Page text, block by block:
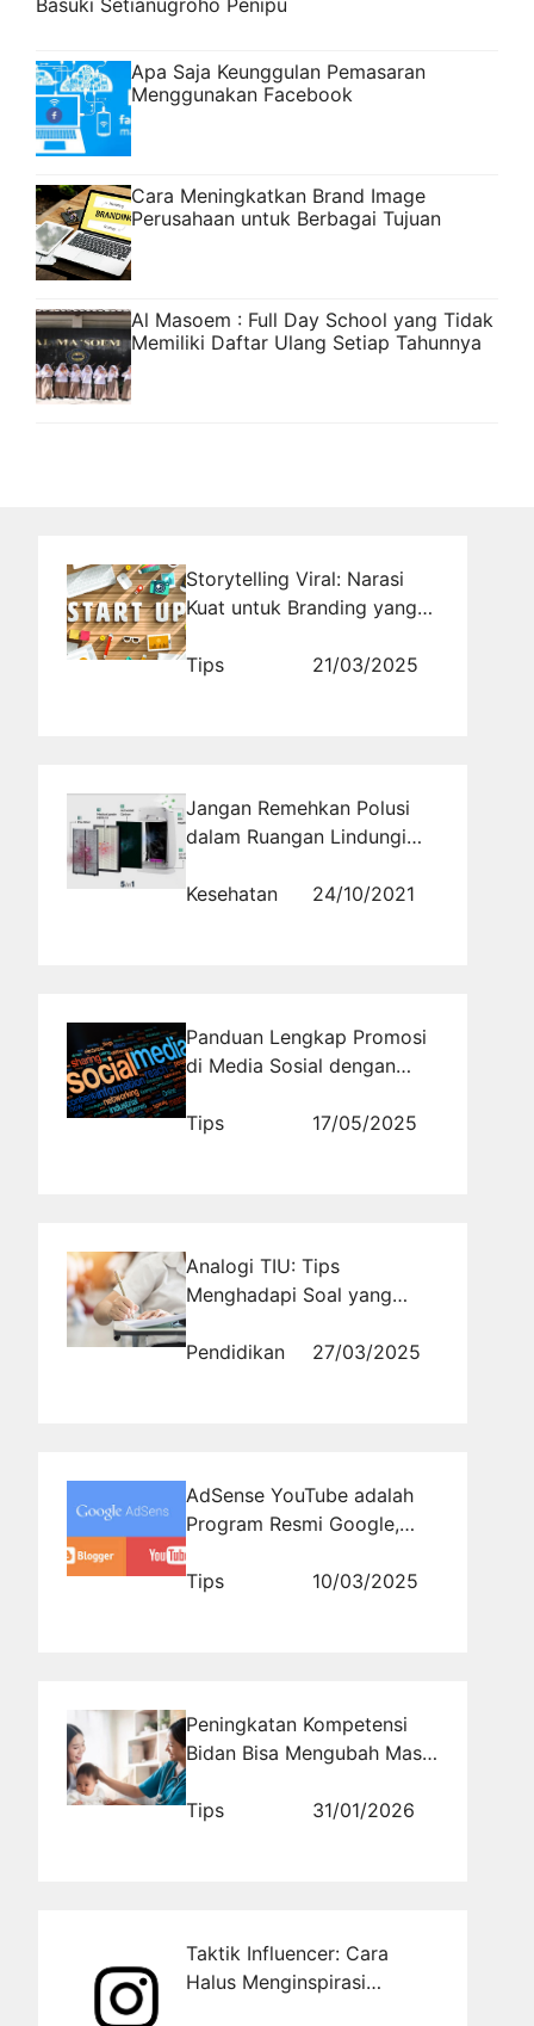
Basuki Setianugroho Penipu
Apa Saja Keunggulan Pemasaran
Menggunakan Facebook
Cara Meningkatkan Brand Image
Perusahaan untuk Berbagai Tujuan
Al Masoem : Full Day School yang Tidak
Memiliki Daftar Ulang Setiap Tahunnya
Storytelling Viral: Narasi
Kuat untuk Branding yang
Tips
21/03/2025
Jangan Remehkan Polusi
dalam Ruangan Lindungi
dengan Penggunaan Air
Kesehatan 24/10/2021
Panduan Lengkap Promosi
di Media Sosial dengan
Management dari
Tips 17/05/2025
Analogi TIU: Tips
Menghadapi Soal yang
Pendidikan
27/03/2025
AdSense YouTube adalah
Program Resmi Google,
Bergabung?
Tips 10/03/2025
Peningkatan Kompetensi
Bidan Bisa Mengubah Masa
Anak
Tips 31/01/2026
Taktik Influencer: Cara
Halus Menginspirasi